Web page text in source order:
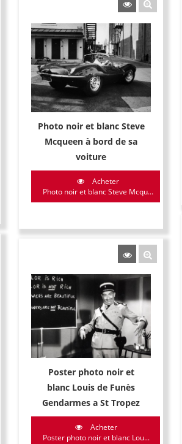
Photo noir et blanc Steve
Mcqueen à bord de sa
voiture
Acheter
Photo noir et blanc Steve Mcqu...
Poster photo noir et
blanc Louis de Funès
Gendarmes a St Tropez
Acheter
Poster photo noir et blanc Lou...